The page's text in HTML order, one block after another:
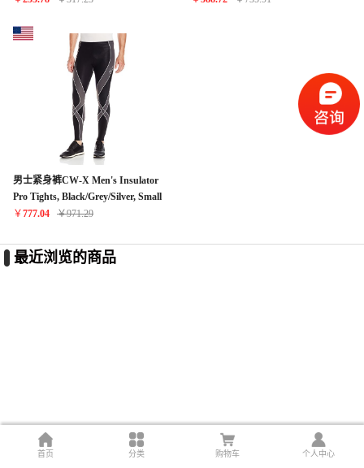
男士紧身裤CW-X Men's Insulator
Pro Tights, Black/Grey/Silver, Small
￥777.04 ￥971.29
最近浏览的商品
首页 分类 购物车 个人中心